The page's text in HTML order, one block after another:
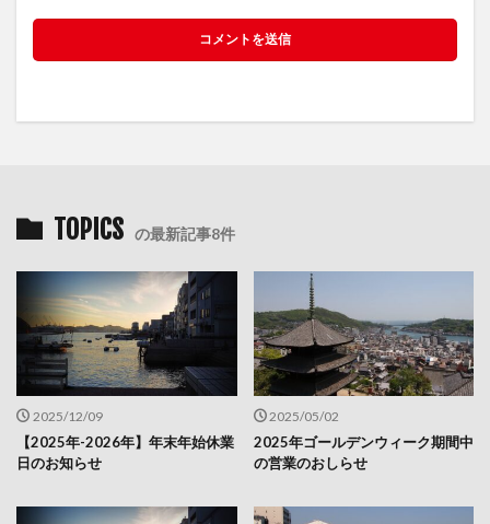
TOPICS の最新記事8件
2025/12/09
【2025年-2026年】年末年始休業
日のお知らせ
2025/05/02
2025年ゴールデンウィーク期間中
の営業のおしらせ